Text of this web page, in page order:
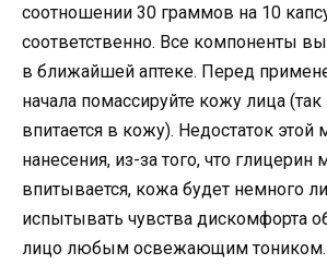
соотношении 30 граммов на 10
соответственно. Все компоненты
в ближайшей аптеке. Перед
начала помассируйте кожу лица
впитается в кожу). Недостаток этой
нанесения, из-за того, что глицерин
впитывается, кожа будет немного
испытывать чувства дискомфорта
лицо любым освежающим тоником.